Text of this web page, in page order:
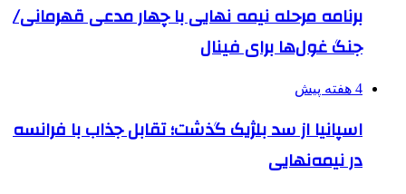
برنامه مرحله نیمه نهایی با چهار مدعی قهرمانی/
جنگ غول‌ها برای فینال
4 هفته پیش
اسپانیا از سد بلژیک گذشت؛ تقابل جذاب با فرانسه
در نیمه‌نهایی